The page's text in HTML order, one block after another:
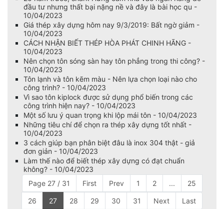
đầu tư nhưng thất bại nặng nề và đây là bài học qu -
10/04/2023
Giá thép xây dựng hôm nay 9/3/2019: Bất ngờ giảm -
10/04/2023
CÁCH NHẬN BIẾT THÉP HÒA PHÁT CHINH HÃNG -
10/04/2023
Nên chọn tôn sóng sàn hay tôn phẳng trong thi công? -
10/04/2023
Tôn lạnh và tôn kẽm màu - Nên lựa chọn loại nào cho
công trình? - 10/04/2023
Vì sao tôn kiplock được sử dụng phổ biến trong các
công trình hiện nay? - 10/04/2023
Một số lưu ý quan trọng khi lộp mái tôn - 10/04/2023
Những tiêu chí để chọn ra thép xây dựng tốt nhất -
10/04/2023
3 cách giúp bạn phân biệt đâu là inox 304 thật - giả
đơn giản - 10/04/2023
Làm thế nào để biết thép xây dựng có đạt chuẩn
không? - 10/04/2023
Page 27 / 31
First Prev 1 2 ... 25
26 27 28 29 30 31 Next Last